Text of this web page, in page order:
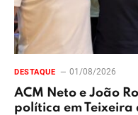
DESTAQUE 01/08/2026
ACM Neto e João
política em Teixeira